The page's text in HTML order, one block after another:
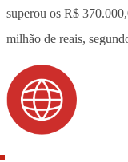
superou os R$
milhão de reais,